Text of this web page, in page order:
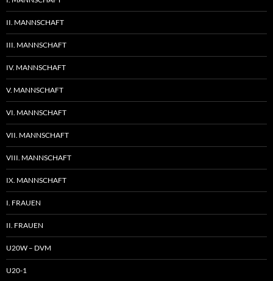
II. MANNSCHAFT
III. MANNSCHAFT
IV. MANNSCHAFT
V. MANNSCHAFT
VI. MANNSCHAFT
VII. MANNSCHAFT
VIII. MANNSCHAFT
IX. MANNSCHAFT
I. FRAUEN
II. FRAUEN
U20W – DVM
U20-1